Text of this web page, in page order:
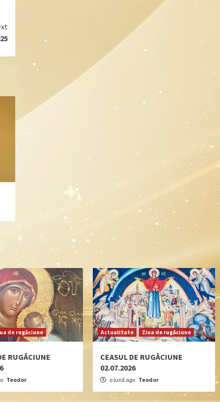
de rugăciune
RUGĂCIUNE
Teodor
Actualitate Ziua de rugăciune
CEASUL DE RUGĂCIUNE
02.07.2026
o lună ago Teodor